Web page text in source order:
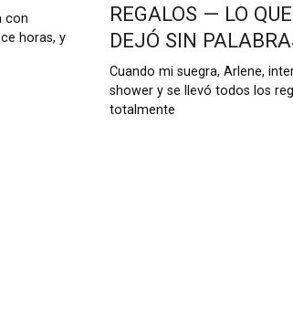
con
horas, y
REGALOS — LO
DEJÓ SIN
Cuando mi suegra, Arlene,
shower y se llevó todos los
totalmente